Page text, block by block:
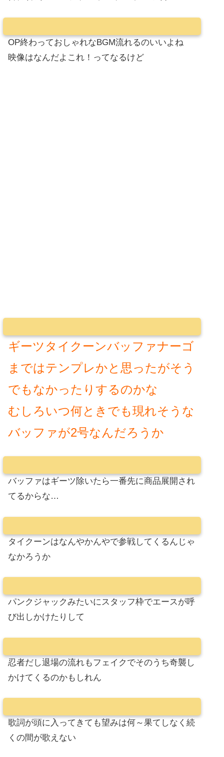
OP終わっておしゃれなBGM流れるのいいよね
映像はなんだよこれ！ってなるけど
ギーツタイクーンバッファナーゴ
まではテンプレかと思ったがそう
でもなかったりするのかな
むしろいつ何ときでも現れそうな
バッファが2号なんだろうか
バッファはギーツ除いたら一番先に商品展開され
てるからな…
タイクーンはなんやかんやで参戦してくるんじゃ
なかろうか
パンクジャックみたいにスタッフ枠でエースが呼
び出しかけたりして
忍者だし退場の流れもフェイクでそのうち奇襲し
かけてくるのかもしれん
歌詞が頭に入ってきても望みは何～果てしなく続
くの間が歌えない